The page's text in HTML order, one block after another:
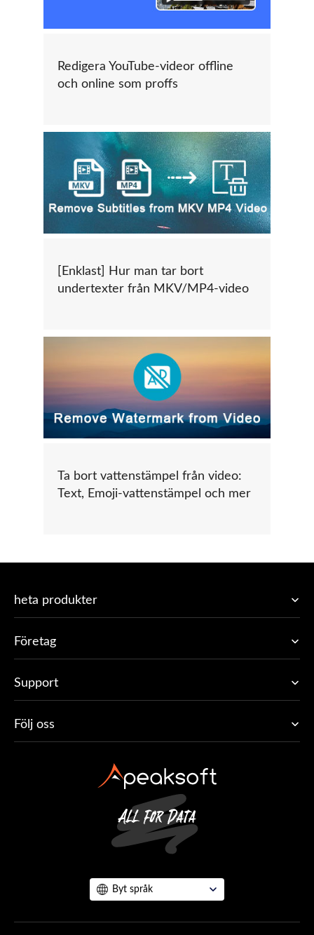
Redigera YouTube-videor offline
och online som proffs
[Enklast] Hur man tar bort
undertexter från MKV/MP4-video
Ta bort vattenstämpel från video:
Text, Emoji-vattenstämpel och mer
heta produkter
Företag
Support
Följ oss
Byt språk